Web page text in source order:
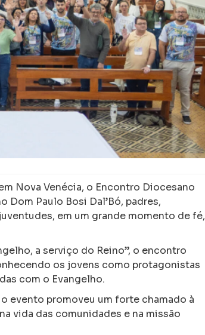
Nova Venécia, o Encontro Diocesano
Dom Paulo Bosi Dal’Bó, padres,
em um grande momento de fé,
a serviço do Reino”, o encontro
os jovens como protagonistas
com o Evangelho.
evento promoveu um forte chamado à
vida das comunidades e na missão